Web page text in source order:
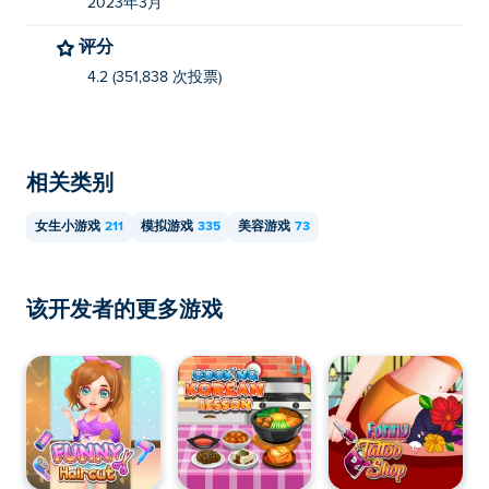
2023年3月
评分
4.2 (351,838 次投票)
相关类别
女生小游戏 211 模拟游戏 335 美容游戏 73
该开发者的更多游戏